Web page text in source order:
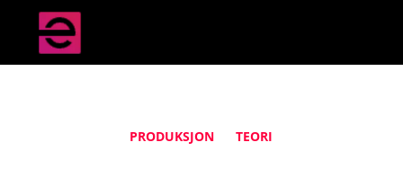
PRODUKSJON TEORI